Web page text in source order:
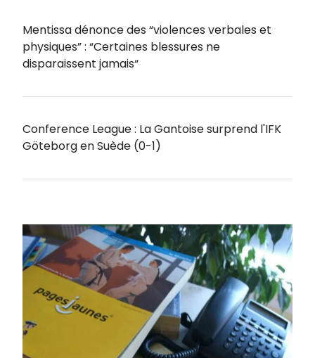
Mentissa dénonce des “violences verbales et
physiques” : “Certaines blessures ne
disparaissent jamais“
Conference League : La Gantoise surprend l'IFK
Göteborg en Suède (0-1)